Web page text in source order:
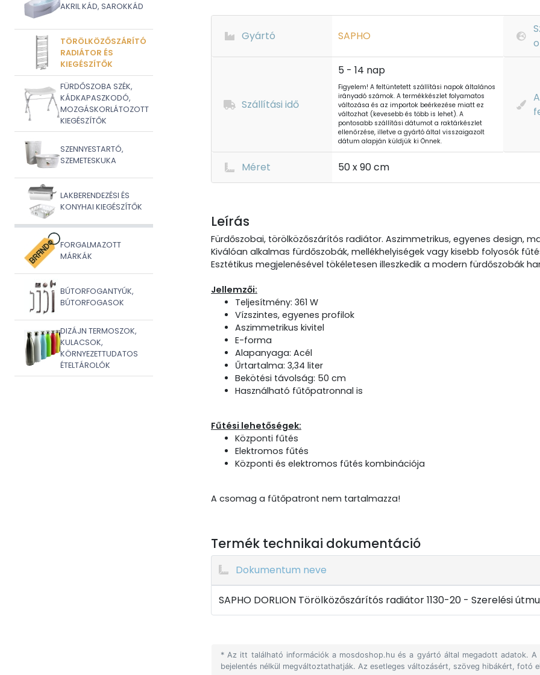
AKRIL KÁD, SAROKKÁD
TÖRÖLKÖZŐSZÁRÍTÓ
RADIÁTOR ÉS
KIEGÉSZÍTŐK
FÜRDŐSZOBA SZÉK,
KÁDKAPASZKODÓ,
MOZGÁSKORLÁTOZOTT
KIEGÉSZÍTŐK
SZENNYESTARTÓ,
SZEMETESKUKA
LAKBERENDEZÉSI ÉS
KONYHAI KIEGÉSZÍTŐK
FORGALMAZOTT
MÁRKÁK
BÚTORFOGANTYÚK,
BÚTORFOGASOK
DIZÁJN TERMOSZOK,
KULACSOK,
KÖRNYEZETTUDATOS
ÉTELTÁROLÓK
Gyártó SAPHO
Szállítási idő
5 - 14 nap
Figyelem! A feltüntetett szállítási napok általános
irányadó számok. A termékkészlet folyamatos
változása és az importok beérkezése miatt ez
változhat (kevesebb és több is lehet). A
pontosabb szállítási dátumot a raktárkészlet
ellenőrzése, illetve a gyártó által visszaigazolt
dátum alapján küldjük ki Önnek.
Méret 50 x 90 cm
Leírás
Fürdőszobai, törölközőszárítós radiátor. Aszimmetrikus, egyenes design,
Kiválóan alkalmas fürdőszobák, mellékhelyiségek vagy kisebb folyosók
Esztétikus megjelenésével tökéletesen illeszkedik a modern fürdőszobák
Jellemzői:
Teljesítmény: 361 W
Vízszintes, egyenes profilok
Aszimmetrikus kivitel
E-forma
Alapanyaga: Acél
Űrtartalma: 3,34 liter
Bekötési távolság: 50 cm
Használható fűtőpatronnal is
Fűtési lehetőségek:
Központi fűtés
Elektromos fűtés
Központi és elektromos fűtés kombinációja
A csomag a fűtőpatront nem tartalmazza!
Termék technikai dokumentáció
Dokumentum neve
SAPHO DORLION Törölközőszárítós radiátor 1130-20 - Szerelési
* Az itt található információk a mosdoshop.hu és a gyártó által megadott adatok.
bejelentés nélkül megváltoztathatják. Az esetleges változásért, szöveg hibákért, fotó